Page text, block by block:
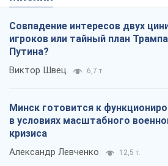
Совпадение интересов двух
игроков или тайный план
Путина?
Виктор Швец 6,7 т.
Минск готовится к
в условиях масштабного
кризиса
Александр Левченко 12,5 т.